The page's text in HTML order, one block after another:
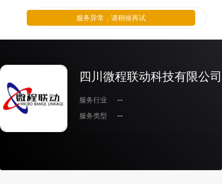
四川微程联动科技有限公司
服务行业
--
服务类型
--
服务异常，请稍候再试